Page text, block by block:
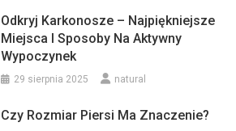
Odkryj Karkonosze – Najpiękniejsze
Miejsca I Sposoby Na Aktywny
Wypoczynek
29 sierpnia 2025 natural
Czy Rozmiar Piersi Ma Znaczenie?